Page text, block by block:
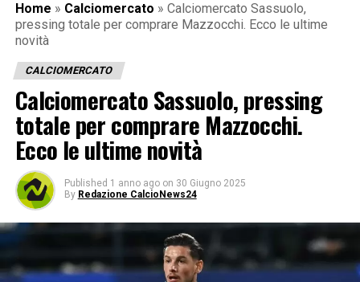
Home » Calciomercato » Calciomercato Sassuolo,
pressing totale per comprare Mazzocchi. Ecco le ultime
novità
CALCIOMERCATO
Calciomercato Sassuolo, pressing
totale per comprare Mazzocchi.
Ecco le ultime novità
Published 1 anno ago on 30 Giugno 2025
By Redazione CalcioNews24